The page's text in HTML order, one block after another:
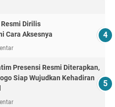
Resmi Dirilis
Cara Aksesnya
Presensi Resmi Diterapkan,
Siap Wujudkan Kehadiran